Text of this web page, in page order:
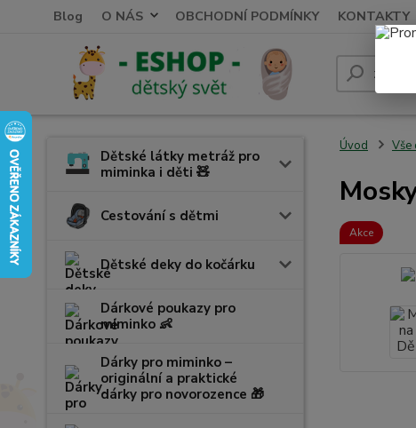
Blog O NÁS OBCHODNÍ PODMÍNKY KONTAKTY
Dětské látky metráž pro
miminka i děti 🧸
Cestování s dětmi
Dětské deky do kočárku
Dárkové poukazy pro
miminko 👶
Dárky pro miminko –
originální a praktické
dárky pro novorozence 🎁
Úvod Vše
Akce